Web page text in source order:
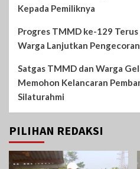
Kepada Pemiliknya
Progres TMMD ke-129
Warga Lanjutkan Pengecoran
Satgas TMMD dan Warga
Memohon Kelancaran
Silaturahmi
PILIHAN REDAKSI